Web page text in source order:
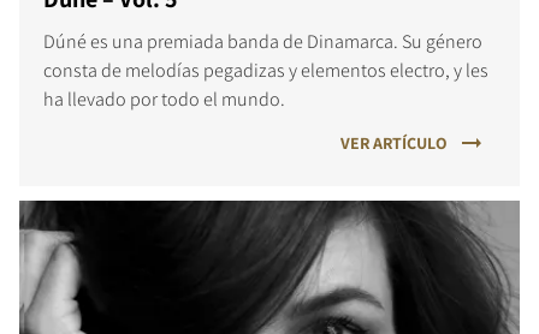
Dúné es una premiada banda de Dinamarca. Su género
consta de melodías pegadizas y elementos electro, y les
ha llevado por todo el mundo.
VER ARTÍCULO